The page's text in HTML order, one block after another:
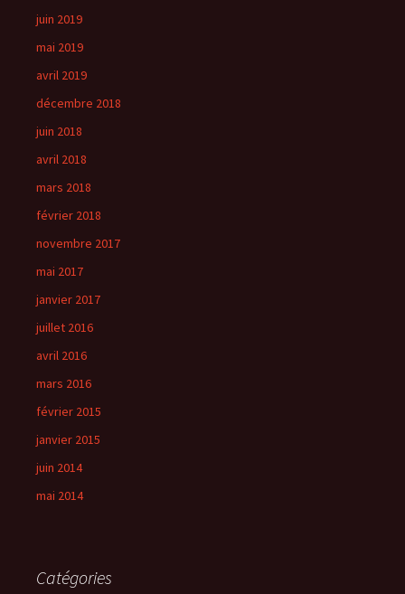
juin 2019
mai 2019
avril 2019
décembre 2018
juin 2018
avril 2018
mars 2018
février 2018
novembre 2017
mai 2017
janvier 2017
juillet 2016
avril 2016
mars 2016
février 2015
janvier 2015
juin 2014
mai 2014
Catégories